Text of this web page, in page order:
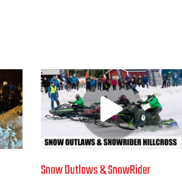
Snow Outlaws & SnowRider